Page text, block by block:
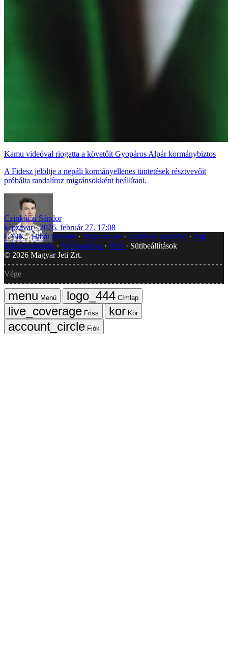
Kamu videóval riogatta a követőit Gyopáros Alpár kormánybiztos
A Fidesz jelöltje a nepáli kormányellenes tüntetések résztvevőit
próbálta randalíroz migránsokként beállítani.
Czinkóczi Sándor
képzavar
2026. február 27. 17:08
GYIK Hibát jelentek Impresszum Javítások kezelése
Jogi
dokumentumok
Médiaajánlat RSS
Sütibeállítások
© 2026 Magyar Jeti Zrt.
Vége
Menü
Címlap
Friss
Kör
Fiók